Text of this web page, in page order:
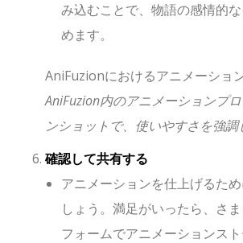
み込むことで、物語の感情的
めます。
AniFuzionにおけるアニメーショ
AniFuzion内のアニメーションプ
ンショットで、使いやすさを強調
確認して共有する
アニメーションを仕上げるた
しょう。満足がいったら、さ
フォームでアニメーションス